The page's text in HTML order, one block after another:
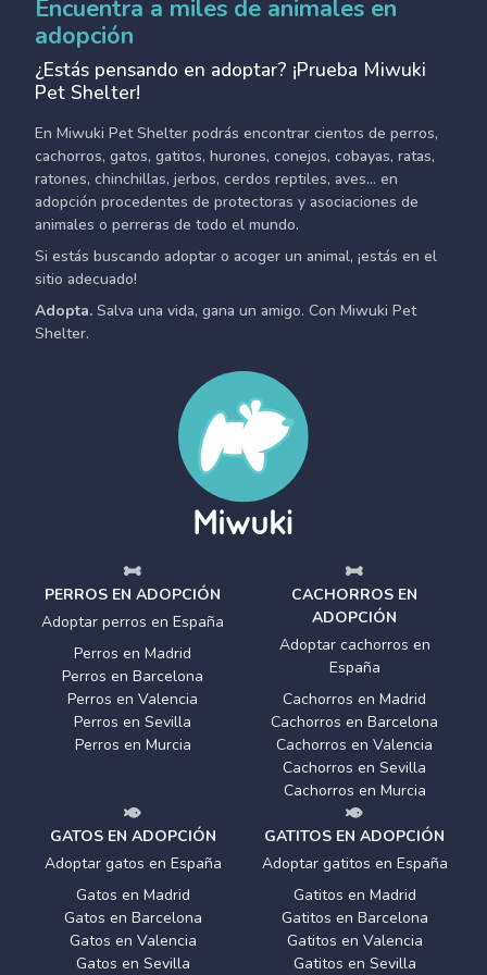
Encuentra a miles de animales en
adopción
¿Estás pensando en adoptar? ¡Prueba Miwuki
Pet Shelter!
En Miwuki Pet Shelter podrás encontrar cientos de perros,
cachorros, gatos, gatitos, hurones, conejos, cobayas, ratas,
ratones, chinchillas, jerbos, cerdos reptiles, aves... en
adopción procedentes de protectoras y asociaciones de
animales o perreras de todo el mundo.
Si estás buscando adoptar o acoger un animal, ¡estás en el
sitio adecuado!
Adopta. Salva una vida, gana un amigo. Con Miwuki Pet
Shelter.
PERROS EN ADOPCIÓN
Adoptar perros en España
Perros en Madrid
Perros en Barcelona
Perros en Valencia
Perros en Sevilla
Perros en Murcia
CACHORROS EN
ADOPCIÓN
Adoptar cachorros en
España
Cachorros en Madrid
Cachorros en Barcelona
Cachorros en Valencia
Cachorros en Sevilla
Cachorros en Murcia
GATOS EN ADOPCIÓN
Adoptar gatos en España
Gatos en Madrid
Gatos en Barcelona
Gatos en Valencia
Gatos en Sevilla
GATITOS EN ADOPCIÓN
Adoptar gatitos en España
Gatitos en Madrid
Gatitos en Barcelona
Gatitos en Valencia
Gatitos en Sevilla